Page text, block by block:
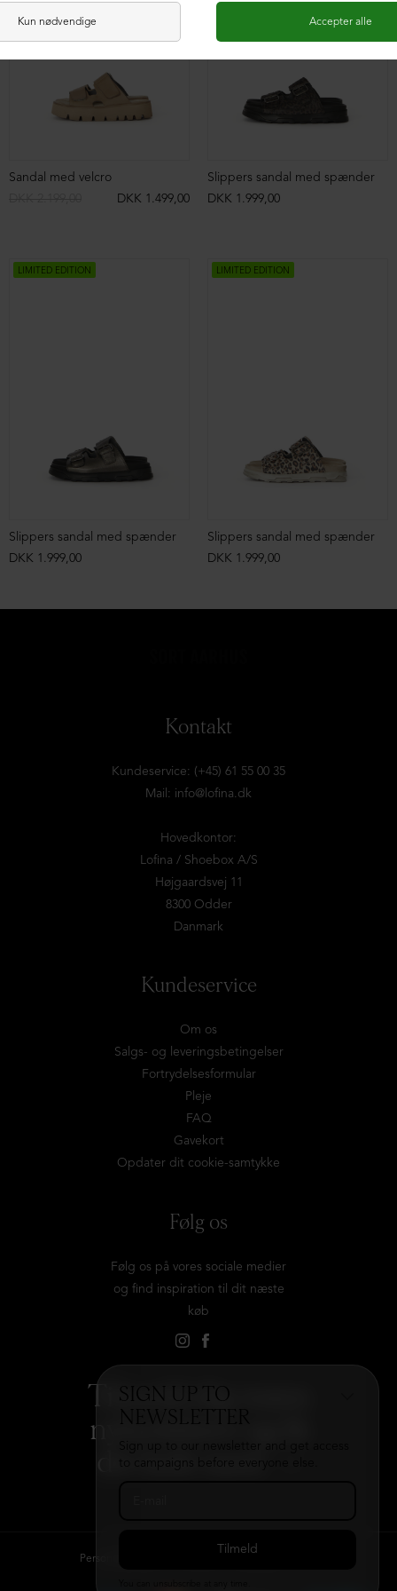
SIGN UP TO
Sandal med velcro
DKK 1.499,00
Slippers sandal med spænder
DKK 1.999,00
LIMITED EDITION
Slippers sandal med spænder
DKK 1.999,00
LIMITED EDITION
Slippers sandal med spænder
DKK 1.999,00
Kontakt
Kundeservice: (+45) 61 55 00 35
Mail: info@lofina.dk
Hovedkontor:
Lofina / Shoebox A/S
Højgaardsvej 11
8300 Odder
Danmark
Kundeservice
Om os
Salgs- og leveringsbetingelser
Fortrydelsesformular
Pleje
FAQ
Gavekort
Opdater dit cookie-samtykke
Følg os
Følg os på vores sociale medier
og find inspiration til dit næste
køb
Tilmeld dig vores
nyhedsbrev og få
Persondatapolitik